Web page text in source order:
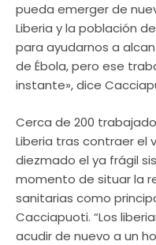
pueda emerger de
Liberia y la población
para ayudarnos a
de Ébola, pero ese
instante», dice
Cerca de 200
Liberia tras contraer el
diezmado el ya frágil
momento de situar la
sanitarias como
Cacciapuoti. “Los
acudir de nuevo a un